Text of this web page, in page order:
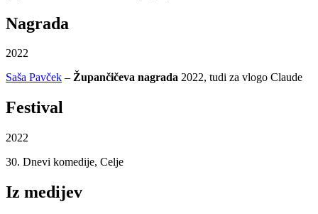
Nagrada
2022
Saša Pavček – Župančičeva nagrada 2022, tudi za vlogo Claude
Festival
2022
30. Dnevi komedije, Celje
Iz medijev